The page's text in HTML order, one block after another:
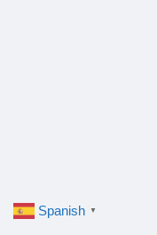
Spanish ▼